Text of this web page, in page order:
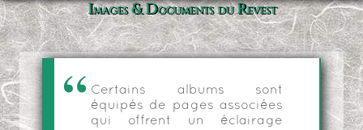
Images & Documents du Revest
Certains albums sont
équipés de pages associées
qui offrent un éclairage